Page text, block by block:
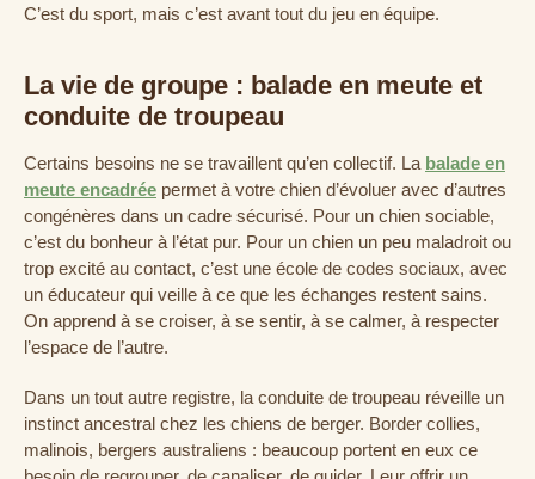
C’est du sport, mais c’est avant tout du jeu en équipe.
La vie de groupe : balade en meute et
conduite de troupeau
Certains besoins ne se travaillent qu’en collectif. La balade en
meute encadrée permet à votre chien d’évoluer avec d’autres
congénères dans un cadre sécurisé. Pour un chien sociable,
c’est du bonheur à l’état pur. Pour un chien un peu maladroit ou
trop excité au contact, c’est une école de codes sociaux, avec
un éducateur qui veille à ce que les échanges restent sains.
On apprend à se croiser, à se sentir, à se calmer, à respecter
l’espace de l’autre.
Dans un tout autre registre, la conduite de troupeau réveille un
instinct ancestral chez les chiens de berger. Border collies,
malinois, bergers australiens : beaucoup portent en eux ce